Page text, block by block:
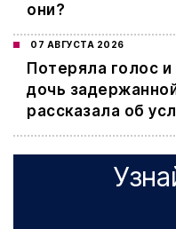
они?
07 АВГУСТА 2026
Потеряла голос
дочь
рассказала об